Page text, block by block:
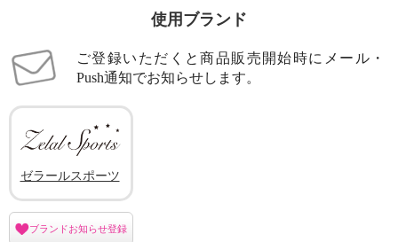
使用ブランド
ご登録いただくと商品販売開始時にメール・
Push通知でお知らせします。
ゼラールスポーツ
ブランドお知らせ登録